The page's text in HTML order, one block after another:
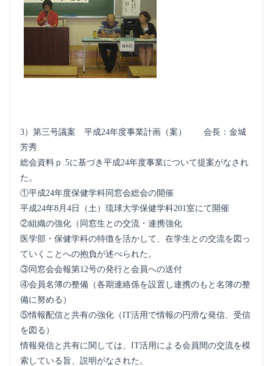
3）第三号議案 平成24年度事業計画（案） 会長：金城
芳秀
総会資料ｐ.5に基づき平成24年度事業について提案がなされ
た。
①平成24年度保健学科同窓会総会の開催
平成24年8月4日（土）琉球大学保健学科201室にて開催
②組織の強化（同窓生との交流・連携強化
医学部・保健学科の特徴を活かして、在学生との交流を図っ
ていくことへの抱負が述べられた。
③同窓会会報第12号の発行と会員への送付
④会員名簿の整備（各期連絡係を設置し連携のもと名簿の整
備に努める）
⑤情報配信と共有の強化（IT活用で情報の円滑な発信、受信
を図る）
情報発信と共有に関しては、IT活用による会員間の交流を模
索している旨、説明がなされた。